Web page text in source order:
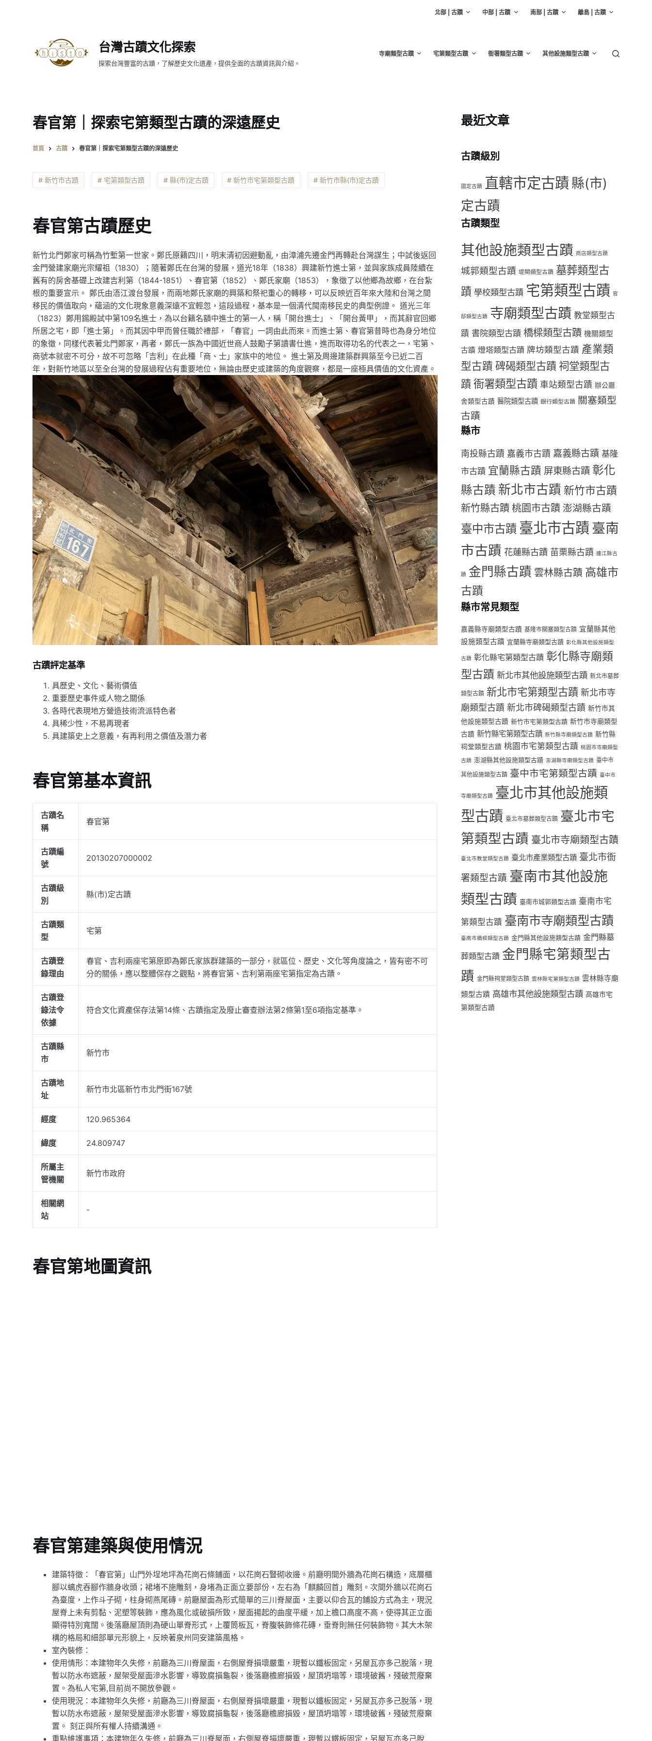
北部 | 古蹟 中部 | 古蹟 南部 | 古蹟 離島 | 古蹟
台灣古蹟文化探索
探索台灣豐富的古蹟，了解歷史文化遺產，提供全面的古蹟資訊與介紹。
寺廟類型古蹟 宅第類型古蹟 衙署類型古蹟 其他設施類型古蹟
春官第｜探索宅第類型古蹟的深遠歷史
首頁 古蹟 春官第｜探索宅第類型古蹟的深遠歷史
# 新竹市古蹟 # 宅第類型古蹟 # 縣(市)定古蹟 # 新竹市宅第類型古蹟 # 新竹市縣(市)定古蹟
春官第古蹟歷史
新竹北門鄭家可稱為竹塹第一世家。鄭氏原籍四川，明末清初因避動亂，由漳浦先遷金門再轉赴台灣謀生；中試後返回
金門營建家廟光宗耀祖（1830）；隨著鄭氏在台灣的發展，道光18年（1838）興建新竹進士第，並與家族成員陸續在
舊有的房舍基礎上改建吉利第（1844-1851）、春官第（1852）、鄭氏家廟（1853），象徵了以他鄉為故鄉，在台紮
根的重要宣示。 鄭氏由浯江渡台發展，而兩地鄭氏家廟的興築和祭祀重心的轉移，可以反映近百年來大陸和台灣之間
移民的價值取向，蘊涵的文化現象意義深遠不宜輕忽，這段過程，基本是一個清代閩南移民史的典型例證。 道光三年
（1823）鄭用錫殿試中第109名進士，為以台籍名額中進士的第一人，稱「開台進士」、「開台黃甲」，而其辭官回鄉
所居之宅，即「進士第」。而其因中甲而曾任職於禮部，「春官」一詞由此而來。而進士第、春官第昔時也為身分地位
的象徵，同樣代表著北門鄭家，再者，鄭氏一族為中國近世商人鼓勵子第讀書仕進，進而取得功名的代表之一，宅第、
商號本就密不可分，故不可忽略「吉利」在此種「商、士」家族中的地位。 進士第及周邊建築群興築至今已近二百
年，對新竹地區以至全台灣的發展過程佔有重要地位，無論由歷史或建築的角度觀察，都是一座極具價值的文化資產。
古蹟評定基準
具歷史、文化、藝術價值
重要歷史事件或人物之關係
各時代表現地方營造技術流派特色者
具稀少性，不易再現者
具建築史上之意義，有再利用之價值及潛力者
春官第基本資訊
古蹟名
稱
春官第
古蹟編
號
20130207000002
古蹟級
別
縣(市)定古蹟
古蹟類
型
宅第
古蹟登
錄理由
春官、吉利兩座宅第原即為鄭氏家族群建築的一部分，就區位、歷史、文化等角度論之，皆有密不可
分的關係，應以整體保存之觀點，將春官第、吉利第兩座宅第指定為古蹟。
古蹟登
錄法令
依據
符合文化資產保存法第14條、古蹟指定及廢止審查辦法第2條第1至6項指定基準。
古蹟縣
市
新竹市
古蹟地
址
新竹市北區新竹市北門街167號
經度 120.965364
緯度 24.809747
所屬主
管機關
新竹市政府
相關網
站
-
春官第地圖資訊
春官第建築與使用情況
建築特徵：「春官第」山門外埕地坪為花崗石條鋪面，以花崗石豎砌收邊。前廳明間外牆為花崗石構造，底層櫃
腳以螭虎吞腳作牆身收頭；裙堵不施雕刻，身堵為正面立要部份，左右為「麒麟回首」雕刻。次間外牆以花崗石
為臺度，上作斗子砌，柱身砌燕尾磚。前廳屋面為形式簡單的三川脊屋面，主要以仰合瓦的鋪設方式為主，現況
屋脊上未有剪黏、泥塑等裝飾，應為風化或破損所致，屋面揚起的曲度平緩，加上檐口高度不高，使得其正立面
顯得特別寬闊。後落廳屋頂則為硬山單脊形式，上覆筒板瓦，脊腹裝飾條花磚，垂脊則無任何裝飾物。其大木架
構的格局和細部單元形貌上，反映著泉州同安建築風格。
室內裝修：
使用情形：本建物年久失修，前廳為三川脊屋面，右側屋脊損壞嚴重，現暫以鐵板固定，另屋瓦亦多己脫落，現
暫以防水布遮蔽，屋架受屋面滲水影響，導致腐損龜裂，後落廳檐廊損毀，屋頂坍塌等，環境破舊，殘破荒廢棄
置。為私人宅第,目前尚不開放參觀。
使用現況：本建物年久失修，前廳為三川脊屋面，右側屋脊損壞嚴重，現暫以鐵板固定，另屋瓦亦多己脫落，現
暫以防水布遮蔽，屋架受屋面滲水影響，導致腐損龜裂，後落廳檐廊損毀，屋頂坍塌等，環境破舊，殘破荒廢棄
置。 刻正與所有權人持續溝通。
重點維護事項：本建物年久失修，前廳為三川脊屋面，右側屋脊損壞嚴重，現暫以鐵板固定，另屋瓦亦多己脫
最近文章
古蹟級別
國定古蹟 直轄市定古蹟縣(市)
定古蹟
古蹟類型
其他設施類型古蹟 商店類型古蹟
城郭類型古蹟 堤閘類型古蹟 墓葬類型古
蹟 學校類型古蹟 宅第類型古蹟 官
邸類型古蹟 寺廟類型古蹟 教堂類型古
蹟 書院類型古蹟 橋樑類型古蹟 機關類型
古蹟 燈塔類型古蹟 牌坊類型古蹟 產業類
型古蹟 碑碣類型古蹟 祠堂類型古
蹟 衙署類型古蹟 車站類型古蹟 辦公廳
舍類型古蹟 醫院類型古蹟 銀行類型古蹟 關塞類型
古蹟
縣市
南投縣古蹟 嘉義市古蹟 嘉義縣古蹟 基隆
市古蹟 宜蘭縣古蹟 屏東縣古蹟 彰化
縣古蹟 新北市古蹟 新竹市古蹟
新竹縣古蹟 桃園市古蹟 澎湖縣古蹟
臺中市古蹟 臺北市古蹟臺南
市古蹟 花蓮縣古蹟 苗栗縣古蹟 連江縣古
蹟 金門縣古蹟 雲林縣古蹟 高雄市
古蹟
縣市常見類型
嘉義縣寺廟類型古蹟 基隆市關塞類型古蹟 宜蘭縣其他
設施類型古蹟 宜蘭縣寺廟類型古蹟 彰化縣其他設施類型
古蹟 彰化縣宅第類型古蹟 彰化縣寺廟類
型古蹟 新北市其他設施類型古蹟 新北市墓葬
類型古蹟 新北市宅第類型古蹟 新北市寺
廟類型古蹟 新北市碑碣類型古蹟 新竹市其
他設施類型古蹟 新竹市宅第類型古蹟 新竹市寺廟類型
古蹟 新竹縣宅第類型古蹟 新竹縣寺廟類型古蹟 新竹縣
祠堂類型古蹟 桃園市宅第類型古蹟 桃園市寺廟類型
古蹟 澎湖縣其他設施類型古蹟 澎湖縣寺廟類型古蹟 臺中市
其他設施類型古蹟 臺中市宅第類型古蹟 臺中市
寺廟類型古蹟 臺北市其他設施類
型古蹟 臺北市墓葬類型古蹟 臺北市宅
第類型古蹟 臺北市寺廟類型古蹟
臺北市教堂類型古蹟 臺北市產業類型古蹟 臺北市衙
署類型古蹟 臺南市其他設施
類型古蹟 臺南市城郭類型古蹟 臺南市宅
第類型古蹟 臺南市寺廟類型古蹟
臺南市橋樑類型古蹟 金門縣其他設施類型古蹟 金門縣墓
葬類型古蹟 金門縣宅第類型古
蹟 金門縣祠堂類型古蹟 雲林縣宅第類型古蹟 雲林縣寺廟
類型古蹟 高雄市其他設施類型古蹟 高雄市宅
第類型古蹟